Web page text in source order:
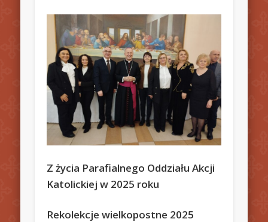
Z życia Parafialnego Oddziału Akcji
Katolickiej w 2025 roku
Rekolekcje wielkopostne 2025